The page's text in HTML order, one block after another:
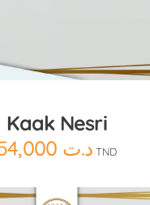
Kaak Nesri
د.ت TND